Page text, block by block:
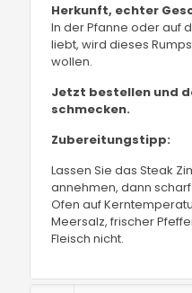
Herkunft, echter
In der Pfanne oder auf
liebt, wird dieses
wollen.
Jetzt bestellen und
schmecken.
Zubereitungstipp:
Lassen Sie das Steak
annehmen, dann
Ofen auf
Meersalz, frischer
Fleisch nicht.